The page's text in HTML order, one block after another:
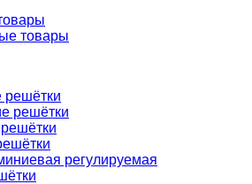
товары
решётки
решётки
регулируемая